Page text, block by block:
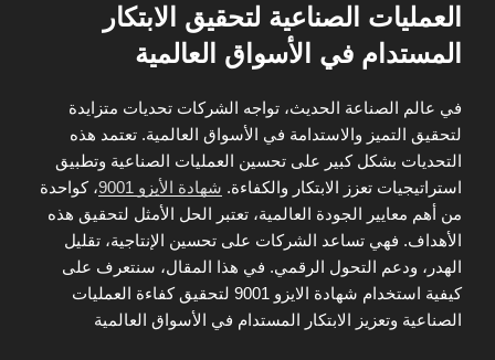
العمليات الصناعية لتحقيق الابتكار
المستدام في الأسواق العالمية
في عالم الصناعة الحديث، تواجه الشركات تحديات متزايدة
لتحقيق التميز والاستدامة في الأسواق العالمية. تعتمد هذه
التحديات بشكل كبير على تحسين العمليات الصناعية وتطبيق
استراتيجيات تعزز الابتكار والكفاءة. شهادة الأيزو 9001
، كواحدة
من أهم معايير الجودة العالمية، تعتبر الحل الأمثل لتحقيق هذه
الأهداف. فهي تساعد الشركات على تحسين الإنتاجية، تقليل
الهدر، ودعم التحول الرقمي. في هذا المقال، سنتعرف على
كيفية استخدام شهادة الايزو 9001 لتحقيق كفاءة العمليات
الصناعية وتعزيز الابتكار المستدام في الأسواق العالمية